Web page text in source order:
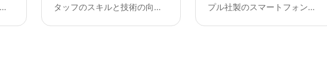
タッフのスキルと技術の向上
プル社製のスマートフォン